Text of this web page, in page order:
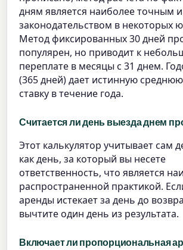
дням является наиболее точным и
законодательством в некоторых
Метод фиксированных 30 дней
популярен, но приводит к
переплате в месяцы с 31 днем.
(365 дней) дает истинную
ставку в течение года.
Считается ли день выезда днем
Этот калькулятор учитывает сам
как день, за который вы несете
ответственность, что является
распространенной практикой.
аренды истекает за день до
вычтите один день из результата.
Включает ли пропорциональная